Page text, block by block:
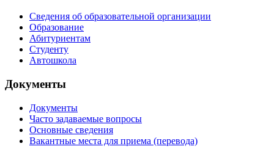
Сведения об образовательной организации
Образование
Абитуриентам
Студенту
Автошкола
Документы
Документы
Часто задаваемые вопросы
Основные сведения
Вакантные места для приема (перевода)